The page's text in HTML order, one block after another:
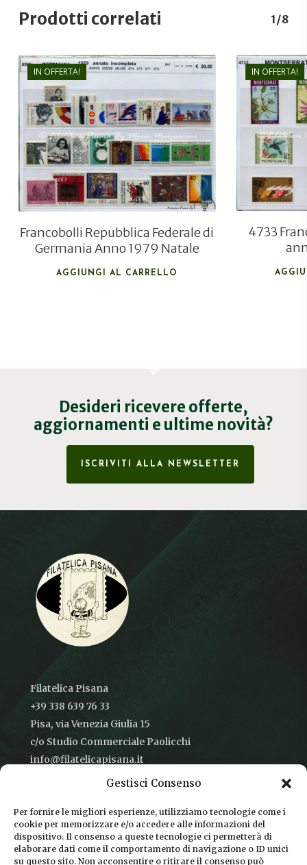
Gestisci Consenso
Per fornire le migliori esperienze, utilizziamo tecnologie come i
cookie per memorizzare e/o accedere alle informazioni del
dispositivo. Il consenso a queste tecnologie ci permetterà di
elaborare dati come il comportamento di navigazione o ID unici
su questo sito. Non acconsentire o ritirare il consenso può
Prodotti correlati 1/8
IN OFFERTA!
€24,00
€16,00
Francobolli Repubblica Federale di
Germania Anno 1979 Natale
AGGIUNGI AL CARRELLO
IN OFFERTA!
4733
Desideri ricevere offerte,
aggiornamenti e ultime novità?
ISCRIVITI ALLA NEWSLETTER
Filatelica Pisana
+39 338 639 76 33
Pisa, via Venezia Giulia 15
c/o Studio Commerciale Paolicchi
info@filatelicapisana.it
CONDIZIONI DI VENDITA
INFORMATIVA SULLA PRIVACY